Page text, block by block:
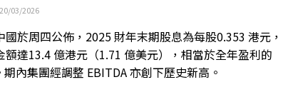
03/2026
國於周四公佈，2025 財年末期股息為每股0.353 港元，
額達13.4 億港元（1.71 億美元），相當於全年盈利的
內集團經調整 EBITDA 亦創下歷史新高。